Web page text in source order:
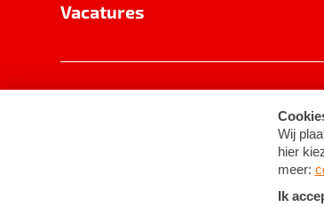
Vacatures
Cookie-instellingen